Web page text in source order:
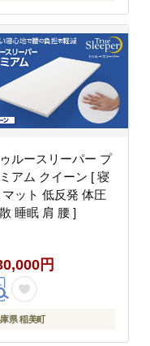
ゥルースリーパー プ
アム クイーン [ 寝
マット 低反発 体圧
睡眠 肩 腰 ]
円
県 稲美町